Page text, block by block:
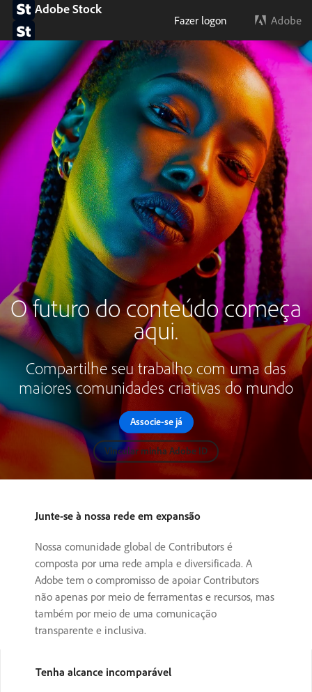
Adobe Stock
Fazer logon
O futuro do conteúdo começa
aqui.
Compartilhe seu trabalho com uma das
maiores comunidades criativas do mundo
Associe-se já
Vincular minha Adobe ID
Junte-se à nossa rede em expansão
Nossa comunidade global de Contributors é
composta por uma rede ampla e diversificada. A
Adobe tem o compromisso de apoiar Contributors
não apenas por meio de ferramentas e recursos, mas
também por meio de uma comunicação
transparente e inclusiva.
Tenha alcance incomparável